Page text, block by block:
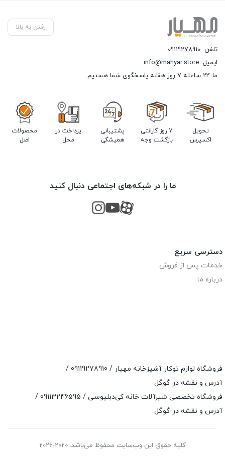
رفتن به بالا
تلفن 09119278910
ایمیل info@mahyar.store
ما 24 ساعته 7 روز هفته پاسخگوی شما هستیم.
تحویل
اکسپرس
7 روز گارانتی
بازگشت وجه
پشتیبانی
همیشگی
پرداخت در
محل
محصولات
اصل
ما را در شبکه‌های اجتماعی دنبال کنید
دسترسی سریع
خدمات پس از فروش
درباره ما
فروشگاه لوازم توکار آشپزخانه مهیار / 09119278910
/
آدرس و نقشه در گوگل
فروشگاه تخصصی شیرآلات خانه کی‌دبلیوسی / 09113246595
/
آدرس و نقشه در گوگل
کلیه حقوق این وب‌سایت محفوظ می‌باشد. 2020-2026